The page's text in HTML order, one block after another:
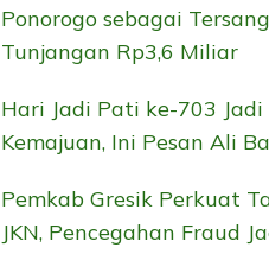
Ponorogo sebagai
Tunjangan Rp3,6 Miliar
Hari Jadi Pati ke-703
Kemajuan, Ini Pesan Ali
Pemkab Gresik Perkuat
JKN, Pencegahan Fraud